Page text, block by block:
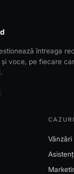
întreaga
voce, pe fiecare
Vânzări